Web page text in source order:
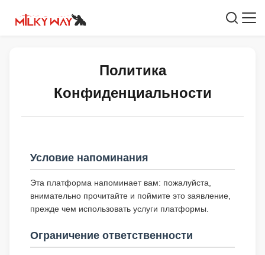
Политика
Конфиденциальности
Условие напоминания
Эта платформа напоминает вам: пожалуйста,
внимательно прочитайте и поймите это заявление,
прежде чем использовать услуги платформы.
Ограничение ответственности